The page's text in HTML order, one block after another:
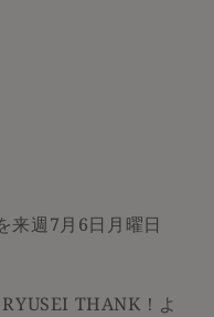
来週7月6日月曜日
THANK！よ